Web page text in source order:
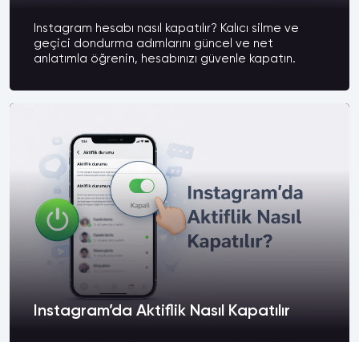
Instagram hesabı nasıl kapatılır? Kalıcı silme ve
geçici dondurma adımlarını güncel ve net
anlatımla öğrenin, hesabınızı güvenle kapatın.
Instagram’da Aktiflik Nasıl Kapatılır